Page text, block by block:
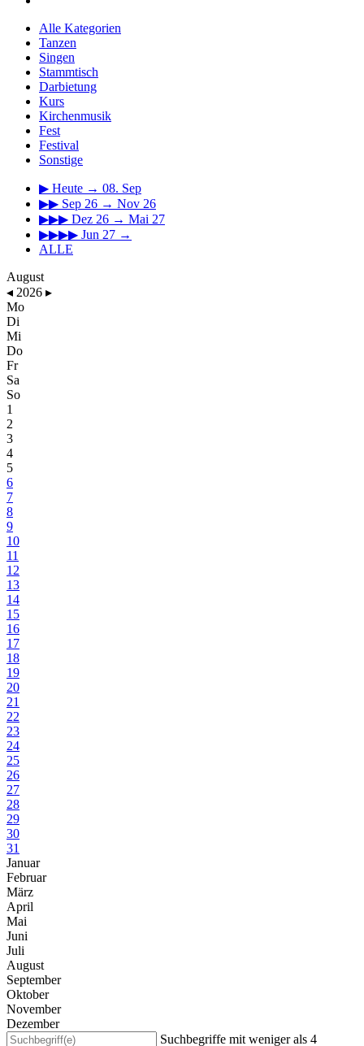
Alle Kategorien
Tanzen
Singen
Stammtisch
Darbietung
Kurs
Kirchenmusik
Fest
Festival
Sonstige
▶ Heute → 08. Sep
▶▶ Sep 26 → Nov 26
▶▶▶ Dez 26 → Mai 27
▶▶▶▶ Jun 27 →
ALLE
August
◂ 2026 ▸
Mo
Di
Mi
Do
Fr
Sa
So
1
2
3
4
5
6
7
8
9
10
11
12
13
14
15
16
17
18
19
20
21
22
23
24
25
26
27
28
29
30
31
Januar
Februar
März
April
Mai
Juni
Juli
August
September
Oktober
November
Dezember
Suchbegriffe mit weniger als 4